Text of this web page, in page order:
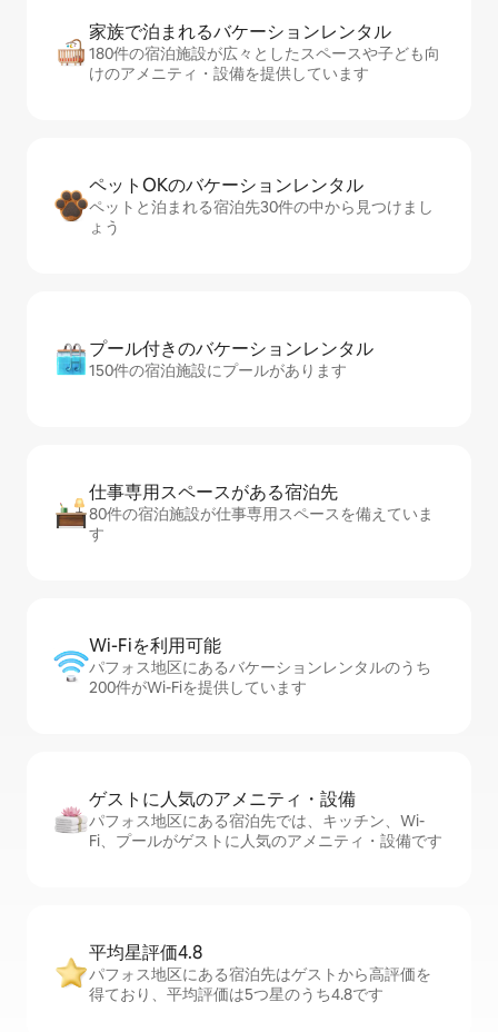
家族で泊まれるバ⁠ケ⁠ー⁠シ⁠ョ⁠ンレ⁠ン⁠タ⁠ル
180件の宿泊施設が広々としたスペースや子ども向
けのアメニティ・設備を提供しています
ペットOKのバ⁠ケ⁠ー⁠シ⁠ョ⁠ンレ⁠ン⁠タ⁠ル
ペットと泊まれる宿泊先30件の中から見つけまし
ょう
プール付きのバ⁠ケ⁠ー⁠シ⁠ョ⁠ンレ⁠ン⁠タ⁠ル
150件の宿泊施設にプールがあります
仕事専用ス⁠ペ⁠ー⁠スがあ⁠る宿⁠泊⁠先
80件の宿泊施設が仕事専用スペースを備えていま
す
Wi-Fiを利⁠用⁠可⁠能
パフォス地区にあるバケーションレンタルのうち
200件がWi-Fiを提供しています
ゲストに人⁠気⁠のア⁠メ⁠ニ⁠テ⁠ィ・設⁠備
パフォス地区にある宿泊先では、キッチン、Wi-
Fi、プールがゲストに人気のアメニティ・設備です
平均星評価4.8
パフォス地区にある宿泊先はゲストから高評価を
得ており、平均評価は5つ星のうち4.8です